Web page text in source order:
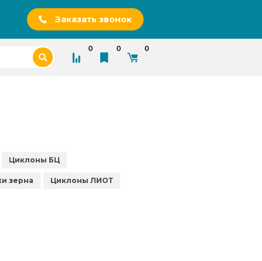
Заказать звонок
0 0 0
Циклоны БЦ
зерна Циклоны ЛИОТ